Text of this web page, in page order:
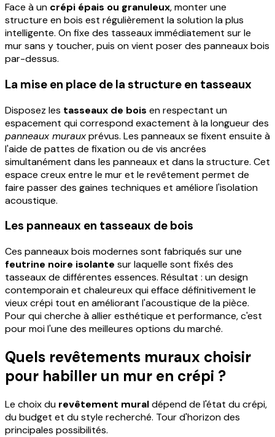
Face à un crépi épais ou granuleux, monter une
structure en bois est régulièrement la solution la plus
intelligente. On fixe des tasseaux immédiatement sur le
mur sans y toucher, puis on vient poser des panneaux bois
par-dessus.
La mise en place de la structure en tasseaux
Disposez les tasseaux de bois en respectant un
espacement qui correspond exactement à la longueur des
panneaux murauxprévus. Les panneaux se fixent ensuite à
l'aide de pattes de fixation ou de vis ancrées
simultanément dans les panneaux et dans la structure. Cet
espace creux entre le mur et le revêtement permet de
faire passer des gaines techniques et améliore l'isolation
acoustique.
Les panneaux en tasseaux de bois
Ces panneaux bois modernes sont fabriqués sur une
feutrine noire isolante sur laquelle sont fixés des
tasseaux de différentes essences. Résultat : un design
contemporain et chaleureux qui efface définitivement le
vieux crépi tout en améliorant l'acoustique de la pièce.
Pour qui cherche à allier esthétique et performance, c'est
pour moi l'une des meilleures options du marché.
Quels revêtements muraux choisir
pour habiller un mur en crépi ?
Le choix du revêtement muraldépend de l'état du crépi,
du budget et du style recherché. Tour d'horizon des
principales possibilités.